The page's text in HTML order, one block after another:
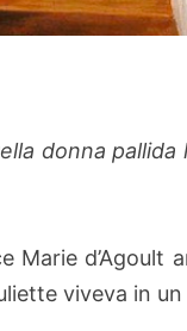
donna
Marie
viveva in